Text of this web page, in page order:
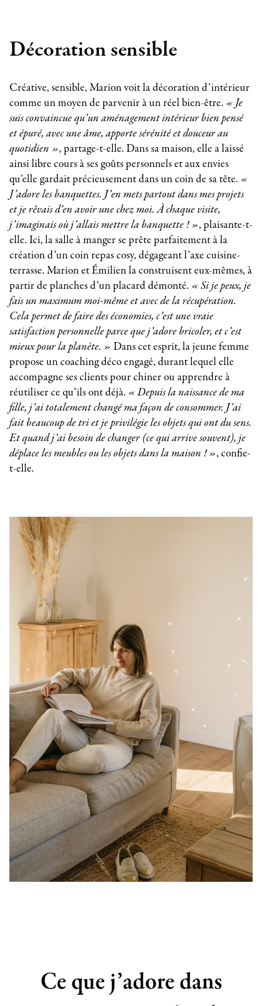
Décoration sensible
Créative, sensible, Marion voit la décoration d’intérieur
comme un moyen de parvenir à un réel bien-être. « Je
suis convaincue qu’un aménagement intérieur bien pensé
et épuré, avec une âme, apporte sérénité et douceur au
quotidien », partage-t-elle. Dans sa maison, elle a laissé
ainsi libre cours à ses goûts personnels et aux envies
qu’elle gardait précieusement dans un coin de sa tête. «
J’adore les banquettes. J’en mets partout dans mes projets
et je rêvais d’en avoir une chez moi. À chaque visite,
j’imaginais où j’allais mettre la banquette ! », plaisante-t-
elle. Ici, la salle à manger se prête parfaitement à la
création d’un coin repas cosy, dégageant l’axe cuisine-
terrasse. Marion et Émilien la construisent eux-mêmes, à
partir de planches d’un placard démonté. « Si je peux, je
fais un maximum moi-même et avec de la récupération.
Cela permet de faire des économies, c’est une vraie
satisfaction personnelle parce que j’adore bricoler, et c’est
mieux pour la planète. » Dans cet esprit, la jeune femme
propose un coaching déco engagé, durant lequel elle
accompagne ses clients pour chiner ou apprendre à
réutiliser ce qu’ils ont déjà. « Depuis la naissance de ma
fille, j’ai totalement changé ma façon de consommer. J’ai
fait beaucoup de tri et je privilégie les objets qui ont du sens.
Et quand j’ai besoin de changer (ce qui arrive souvent), je
déplace les meubles ou les objets dans la maison ! », confie-
t-elle.
Ce que j’adore dans